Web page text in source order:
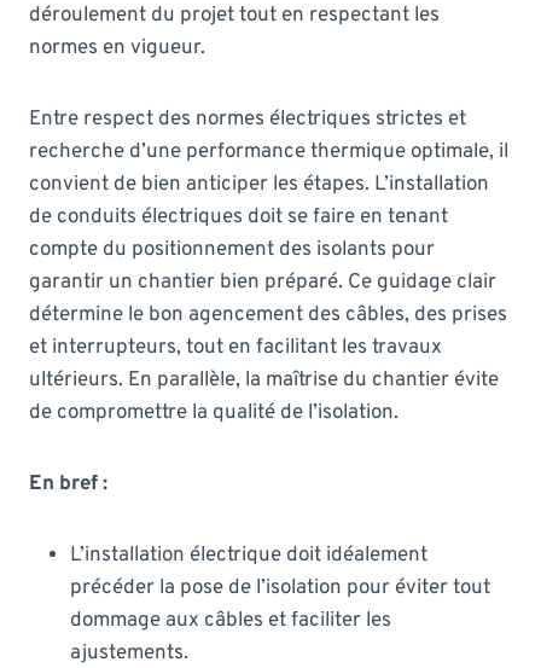
déroulement du projet tout en respectant les
normes en vigueur.
Entre respect des normes électriques strictes et
recherche d’une performance thermique optimale, il
convient de bien anticiper les étapes. L’installation
de conduits électriques doit se faire en tenant
compte du positionnement des isolants pour
garantir un chantier bien préparé. Ce guidage clair
détermine le bon agencement des câbles, des prises
et interrupteurs, tout en facilitant les travaux
ultérieurs. En parallèle, la maîtrise du chantier évite
de compromettre la qualité de l’isolation.
En bref :
L’installation électrique doit idéalement
précéder la pose de l’isolation pour éviter tout
dommage aux câbles et faciliter les
ajustements.